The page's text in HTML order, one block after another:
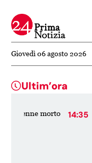
Giovedì 06 agosto 2026
Ultim’ora
14:35
Istat:
giugno, -